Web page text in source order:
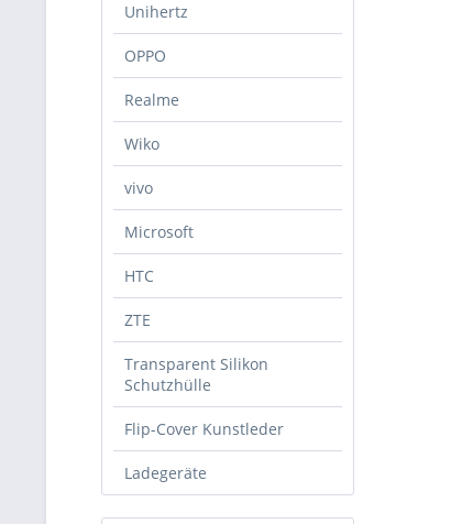
Unihertz
OPPO
Realme
Wiko
vivo
Microsoft
HTC
ZTE
Transparent Silikon
Schutzhülle
Flip-Cover Kunstleder
Ladegeräte